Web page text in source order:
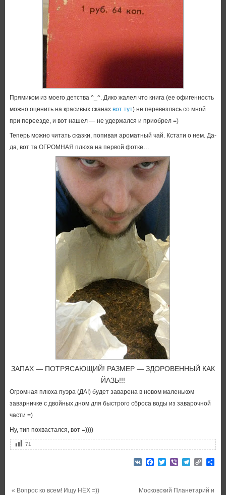
Прямиком из моего детства ^_^. Дико жалел что книга (ее офигенность
можно оценить на красивых сканах вот тут) не перевезлась со мной
при переезде, и вот нашел — не удержался и приобрел =)
Теперь можно читать сказки, попивая ароматный чай. Кстати о нем. Да-
да, вот та ОГРОМНАЯ плюха на первой фотке…
ЗАПАХ — ПОТРЯСАЮЩИЙ! РАЗМЕР — ЗДОРОВЕННЫЙ КАК
ЙАЗЬ!!!
Огромная плюха пуэра (ДА!) будет заварена в новом маленьком
заварничке с двойных дном для быстрого сброса воды из заварочной
части =)
Ну, тип похвастался, вот =))))
71
VK Facebook
TwitterViberTelegram
Copy
« Вопрос ко всем! Ищу НЁХ =))
Московский Планетарий и